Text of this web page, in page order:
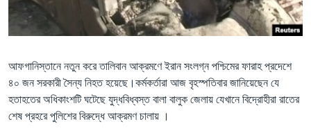
Learning English
FOLLOW US
অন্য ভাষায় ওয়েব সাইট
আফগানিস্তানে নতুন করে তালিবান আক্রমণে ইরান সংলগ্ন পশ্চিমের ফারাহ প্রদেশে
৪০ জন সরকারী সৈন্য নিহত হয়েছে।কর্মকর্তারা আজ বৃহস্পতিবার জানিয়েছেন যে
হতাহতের অধিকাংশটি ঘটেছে যুদ্ধবিধ্বস্ত বালা বালুক জেলায় যেখানে বিদ্রোহীরা রাতের
শেষ প্রহরে পুলিশের বিরুদ্ধে আক্রমণ চালায় ।